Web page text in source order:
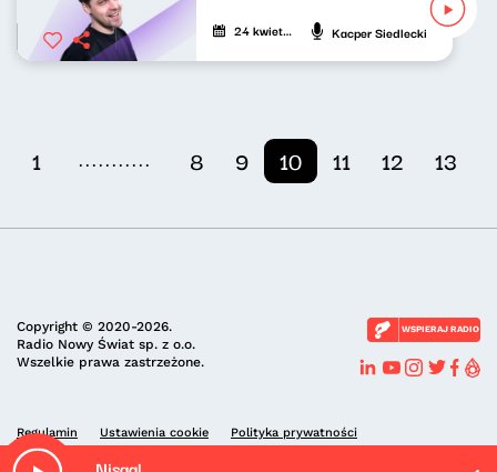
24 kwietnia 2024 Kacper Siedlecki
1 ........... 8 9 10 11 12 13
Copyright © 2020-2026.
Radio Nowy Świat sp. z o.o.
Wszelkie prawa zastrzeżone.
WSPIERAJ RADIO
Regulamin Ustawienia cookie Polityka prywatności